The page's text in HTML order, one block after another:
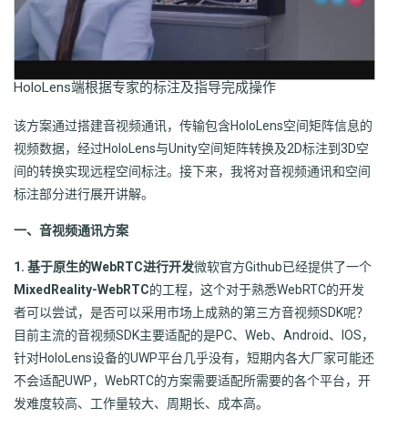
HoloLens端根据专家的标注及指导完成操作
该方案通过搭建音视频通讯，传输包含HoloLens空间矩阵信息的
视频数据，经过HoloLens与Unity空间矩阵转换及2D标注到3D空
间的转换实现远程空间标注。接下来，我将对音视频通讯和空间
标注部分进行展开讲解。
一、音视频通讯方案
1. 基于原生的WebRTC进行开发微软官方Github已经提供了一个
MixedReality-WebRTC的工程，这个对于熟悉WebRTC的开发
者可以尝试，是否可以采用市场上成熟的第三方音视频SDK呢？
目前主流的音视频SDK主要适配的是PC、Web、Android、IOS，
针对HoloLens设备的UWP平台几乎没有，短期内各大厂家可能还
不会适配UWP，WebRTC的方案需要适配所需要的各个平台，开
发难度较高、工作量较大、周期长、成本高。